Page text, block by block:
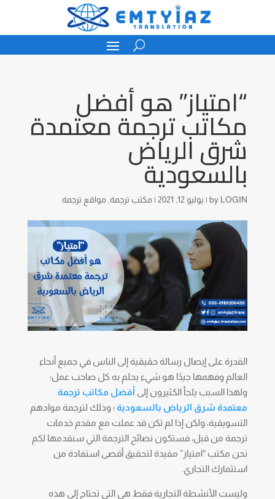
“امتياز” هو أفضل
مكاتب ترجمة معتمدة
شرق الرياض
بالسعودية
by LOGIN
| يوليو 12, 2021 | مكتب ترجمة, مواقع ترجمة
القدرة على إيصال رسالة حقيقية إلى الناس في جميع أنحاء
العالم وفهمها جيدًا هو شيء يحلم به كل صاحب عمل؛
ولهذا السبب يلجأ الكثيرون إلى أفضل مكاتب ترجمة
معتمدة شرق الرياض بالسعودية؛ وذلك لترجمة موادهم
التسويقية، ولكن إذا لم تكن قد عملت مع مقدم خدمات
ترجمة من قبل، فستكون نصائح الترجمة التي سنقدمها لكم
نحن مكتب “امتياز” مفيدة لتحقيق أقصى استفادة من
استثمارك التجاري.
وليست الأنشطة التجارية فقط هي التي تحتاج إلى هذه